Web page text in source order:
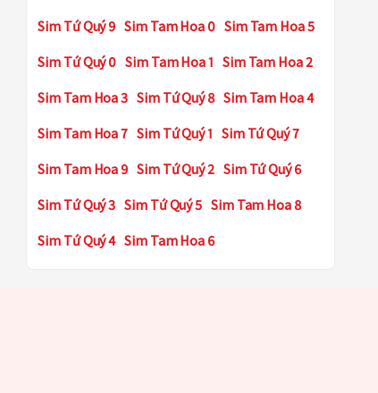
Sim Tứ Quý 9 Sim Tam Hoa 0 Sim Tam Hoa 5
Sim Tứ Quý 0 Sim Tam Hoa 1 Sim Tam Hoa 2
Sim Tam Hoa 3 Sim Tứ Quý 8 Sim Tam Hoa 4
Sim Tam Hoa 7 Sim Tứ Quý 1 Sim Tứ Quý 7
Sim Tam Hoa 9 Sim Tứ Quý 2 Sim Tứ Quý 6
Sim Tứ Quý 3 Sim Tứ Quý 5 Sim Tam Hoa 8
Sim Tứ Quý 4 Sim Tam Hoa 6